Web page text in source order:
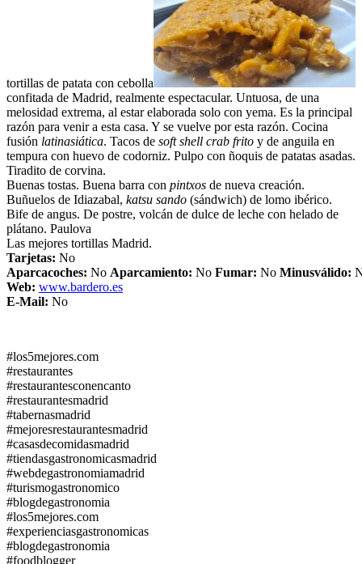
tortillas de patata con cebolla
confitada de Madrid, realmente espectacular. Untuosa, de una
melosidad extrema, al estar elaborada solo con yema. Es la principal
razón para venir a esta casa. Y se vuelve por esta razón. Cocina
fusión latinasiática. Tacos de soft shell crab frito y de anguila en
tempura con huevo de codorniz. Pulpo con ñoquis de patatas asadas.
Tiradito de corvina.
Buenas tostas. Buena barra con pintxos de nueva creación.
Buñuelos de Idiazabal, katsu sando (sándwich) de lomo ibérico.
Bife de angus. De postre, volcán de dulce de leche con helado de
plátano. Paulova
Las mejores tortillas Madrid.
Tarjetas: No
Aparcacoches: No Aparcamiento: No Fumar: No Minusválido:
Web: www.bardero.es
E-Mail: No
#los5mejores.com
#restaurantes
#restaurantesconencanto
#restaurantesmadrid
#tabernasmadrid
#mejoresrestaurantesmadrid
#casasdecomidasmadrid
#tiendasgastronomicasmadrid
#webdegastronomiamadrid
#turismogastronomico
#blogdegastronomia
#los5mejores.com
#experienciasgastronomicas
#blogdegastronomia
#foodblogger